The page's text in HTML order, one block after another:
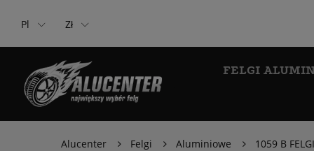
Pl Zł
FELGI
Alucenter Felgi Aluminiowe 1059 B